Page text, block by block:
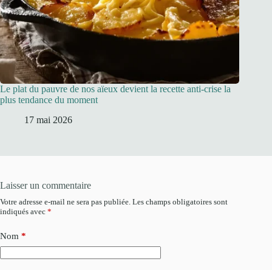
Le plat du pauvre de nos aïeux devient la recette anti-crise la
plus tendance du moment
17 mai 2026
Laisser un commentaire
Votre adresse e-mail ne sera pas publiée. Les champs obligatoires sont
indiqués avec *
Nom *